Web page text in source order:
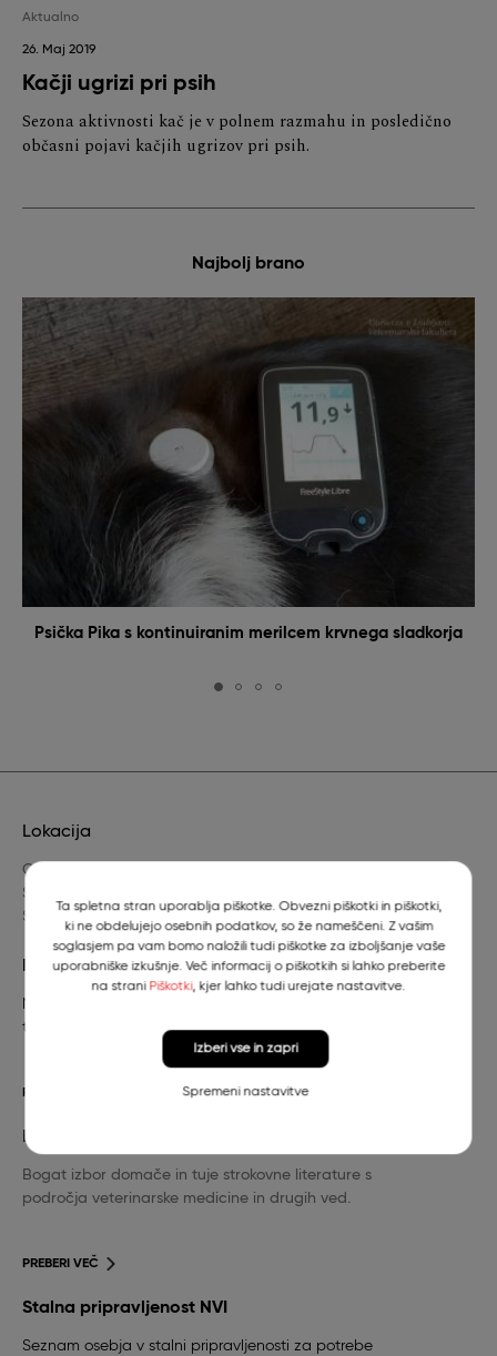
Aktualno
26. Maj 2019
Kačji ugrizi pri psih
Sezona aktivnosti kač je v polnem razmahu in posledično
občasni pojavi kačjih ugrizov pri psih.
Najbolj brano
Psička Pika s kontinuiranim merilcem krvnega sladkorja
Lokacija
Gerbičeva 60
SI-1000 Ljubljana
Slovenija
Dežurni veterinar
Nujna veterinarska pomoč za pse in mačke in
telefonska številka stalne pripravljenosti.
PREBERI VEČ
Knjižnica
Bogat izbor domače in tuje strokovne literature s
področja veterinarske medicine in drugih ved.
PREBERI VEČ
Stalna pripravljenost NVI
Seznam osebja v stalni pripravljenosti za potrebe
Ta spletna stran uporablja piškotke. Obvezni piškotki in piškotki,
ki ne obdelujejo osebnih podatkov, so že nameščeni. Z vašim
soglasjem pa vam bomo naložili tudi piškotke za izboljšanje vaše
uporabniške izkušnje. Več informacij o piškotkih si lahko preberite
na strani Piškotki, kjer lahko tudi urejate nastavitve.
Spremeni nastavitve
Izberi vse in zapri